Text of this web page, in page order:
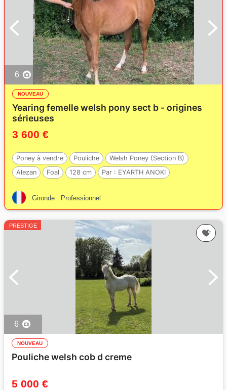
6
NOUVEAU
Yearing femelle welsh pony sect b - origines
sérieuses
3 600 €
Poney à vendre Pouliche
Welsh Poney (Section B)
Alezan
Foal 128 cm Par : EYARTH ANOKI
Gironde Professionnel
PRESTIGE
6
NOUVEAU
Pouliche welsh cob d creme
5 000 €